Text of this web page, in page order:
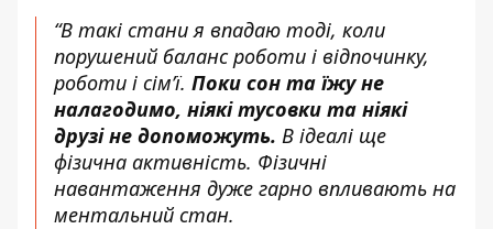
“В такі стани я впадаю тоді, коли
порушений баланс роботи і відпочинку,
роботи і сім’ї. Поки сон та їжу не
налагодимо, ніякі тусовки та ніякі
друзі не допоможуть. В ідеалі ще
фізична активність. Фізичні
навантаження дуже гарно впливають на
ментальний стан.